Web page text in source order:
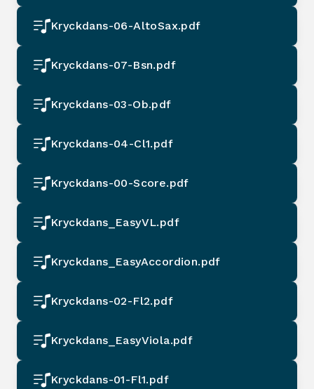
Kryckdans-06-AltoSax.pdf
Kryckdans-07-Bsn.pdf
Kryckdans-03-Ob.pdf
Kryckdans-04-Cl1.pdf
Kryckdans-00-Score.pdf
Kryckdans_EasyVL.pdf
Kryckdans_EasyAccordion.pdf
Kryckdans-02-Fl2.pdf
Kryckdans_EasyViola.pdf
Kryckdans-01-Fl1.pdf